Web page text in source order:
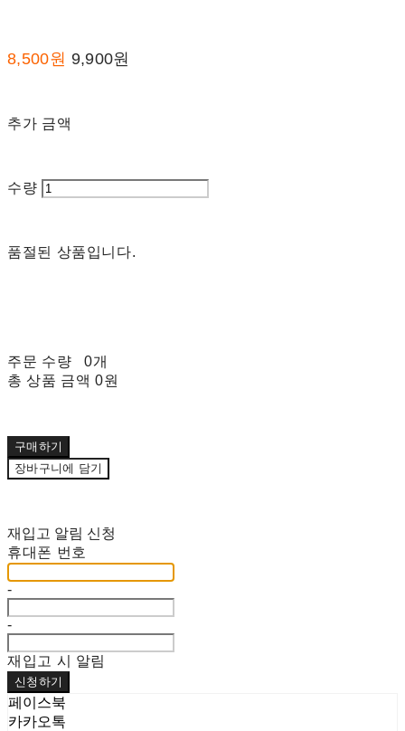
8,500원 9,900원
추가 금액
수량
품절된 상품입니다.
주문 수량
0개
총 상품 금액 0원
구매하기
장바구니에 담기
재입고 알림 신청
휴대폰 번호
-
-
재입고 시 알림
신청하기
페이스북
카카오톡